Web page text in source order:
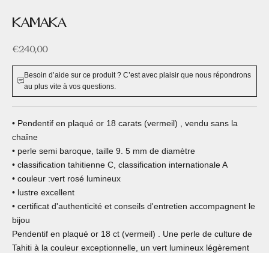
KAMAKA
Prix de vente
€240,00
Besoin d’aide sur ce produit ? C’est avec plaisir que nous répondrons
au plus vite à vos questions.
• Pendentif en plaqué or 18 carats (vermeil) , vendu sans la
chaîne
• perle semi baroque, taille 9. 5 mm de diamètre
• classification tahitienne C, classification internationale A
• couleur :vert rosé lumineux
• lustre excellent
• certificat d'authenticité et conseils d'entretien accompagnent le
bijou
Pendentif en plaqué or 18 ct (vermeil) . Une perle de culture de
Tahiti à la couleur exceptionnelle, un vert lumineux légèrement